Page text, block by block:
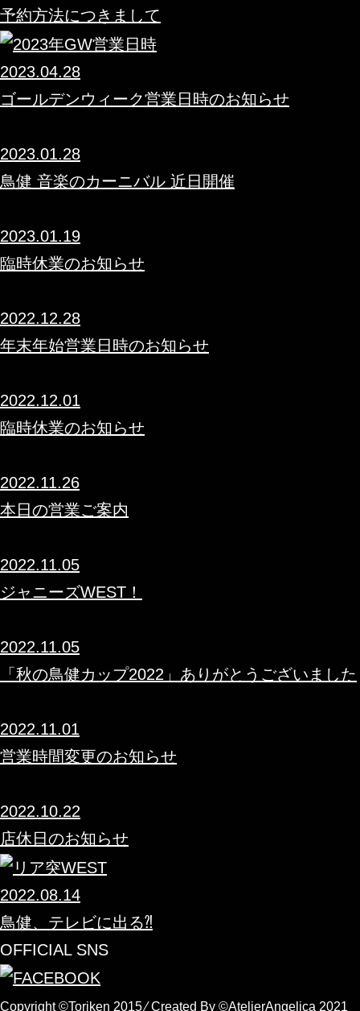
予約方法につきまして
2023.04.28
ゴールデンウィーク営業日時のお知らせ
2023.01.28
鳥健 音楽のカーニバル 近日開催
2023.01.19
臨時休業のお知らせ
2022.12.28
年末年始営業日時のお知らせ
2022.12.01
臨時休業のお知らせ
2022.11.26
本日の営業ご案内
2022.11.05
ジャニーズWEST！
2022.11.05
「秋の鳥健カップ2022」ありがとうございました
2022.11.01
営業時間変更のお知らせ
2022.10.22
店休日のお知らせ
2022.08.14
鳥健、テレビに出る⁈
OFFICIAL SNS
Copyright ©Toriken 2015 ⁄ Created By ©AtelierAngelica 2021